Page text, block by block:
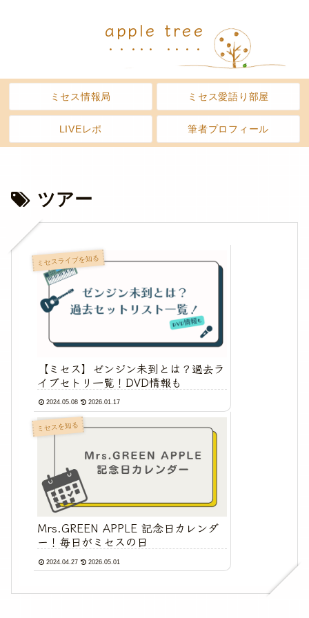
apple tree
ミセス情報局 ミセス愛語り部屋
LIVEレポ 筆者プロフィール
ツアー
ミセスライブを知る
【ミセス】ゼンジン未到とは？過去ラ
イブセトリ一覧！DVD情報も
2024.05.08 2026.01.17
ミセスを知る
Mrs.GREEN APPLE 記念日カレンダ
ー！毎日がミセスの日
2024.04.27 2026.05.01